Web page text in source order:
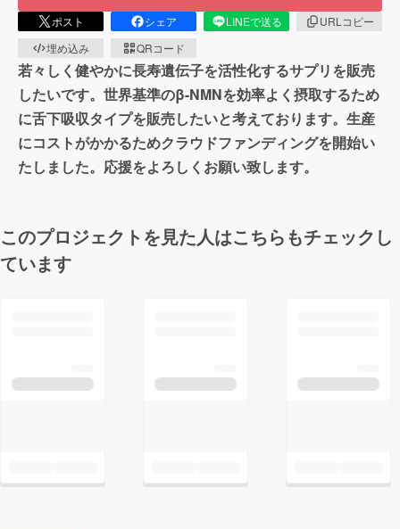
ポスト シェア LINEで送る
URLコピー
埋め込み
QRコード
若々しく健やかに長寿遺伝子を活性化するサプリを販売
したいです。世界基準のβ-NMNを効率よく摂取するため
に舌下吸収タイプを販売したいと考えております。生産
にコストがかかるためクラウドファンディングを開始い
たしました。応援をよろしくお願い致します。
このプロジェクトを見た人はこちらもチェックし
ています